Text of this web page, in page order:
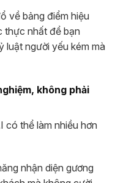
về bảng điểm hiệu
thực nhất để bạn
luật người yếu kém mà
không phải
có thể làm nhiều hơn
nhận diện gương